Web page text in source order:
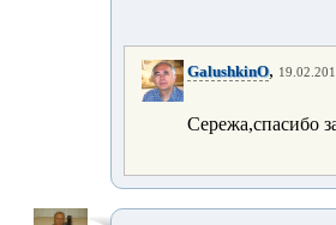
GalushkinO,
Сережа,спасибо